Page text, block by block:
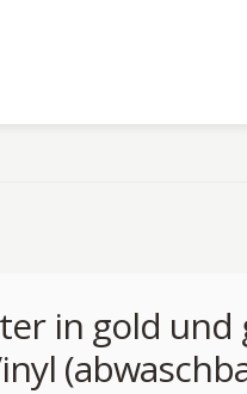
in gold und